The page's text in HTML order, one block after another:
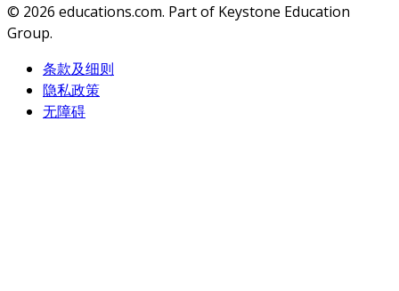
© 2026 educations.com. Part of Keystone Education
Group.
条款及细则
隐私政策
无障碍